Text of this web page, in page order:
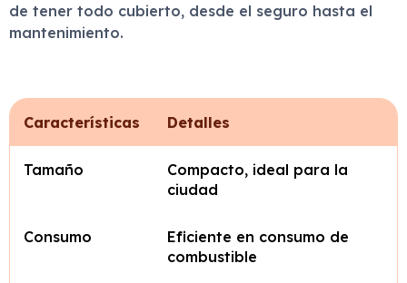
de tener todo cubierto, desde el seguro hasta el
mantenimiento.
Características Detalles
Tamaño
Compacto, ideal para la
ciudad
Consumo
Eficiente en consumo de
combustible